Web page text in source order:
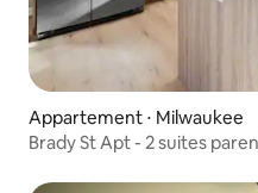
Appartement ⋅ Milwaukee
Brady St Apt - 2 suites